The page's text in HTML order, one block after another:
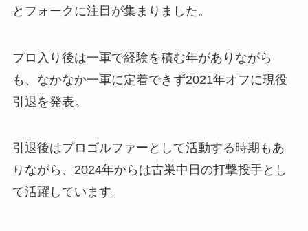
とフォークに注目が集まりました。
プロ入り後は一軍で経験を積む年がありながら
も、なかなか一軍に定着できず2021年オフに現役
引退を発表。
引退後はプロゴルファーとして活動する時期もあ
りながら、2024年からは古巣中日の打撃投手とし
て活躍しています。